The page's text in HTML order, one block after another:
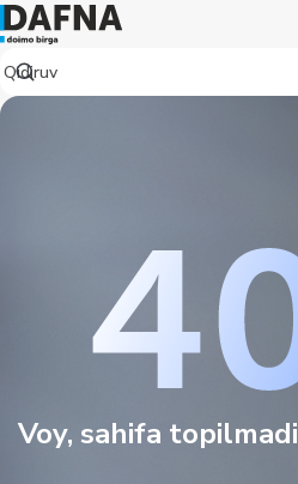
Voy, sahifa topilmadi